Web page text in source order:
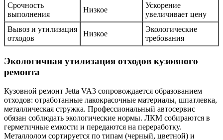
Срочность
выполнения
Низкое
Ускорение
увеличивает цену
Вывоз и утилизация
отходов
Низкое
Экологические
требования
Экологичная утилизация отходов кузовного
ремонта
Кузовной ремонт Jetta VA3 сопровождается образованием
отходов: отработанные лакокрасочные материалы, шпатлевка,
металлическая стружка. Профессиональный автосервис
обязан соблюдать экологические нормы. ЛКМ собираются в
герметичные емкости и передаются на переработку.
Металлолом сортируется по типам (черный, цветной) и